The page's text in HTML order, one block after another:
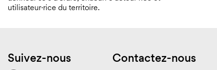
utilisateur·rice du territoire.
Suivez-nous Contactez-nous